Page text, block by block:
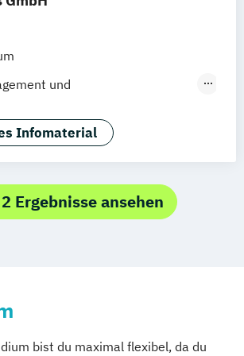
(DE/EN)
und
Infomaterial
Ergebnisse ansehen
bist du maximal flexibel, da du